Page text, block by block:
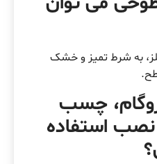
به شرط تمیز و خشک
چسب
استفاده